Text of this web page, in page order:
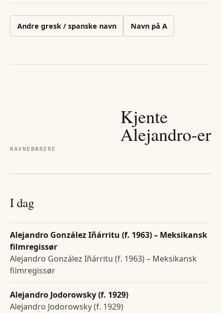
Andre gresk / spanske navn Navn på A
NAVNEBÆRERE
Kjente
Alejandro-er
I dag
Alejandro González Iñárritu (f. 1963) – Meksikansk
filmregissør
Alejandro González Iñárritu (f. 1963) – Meksikansk
filmregissør
Alejandro Jodorowsky (f. 1929)
Alejandro Jodorowsky (f. 1929)